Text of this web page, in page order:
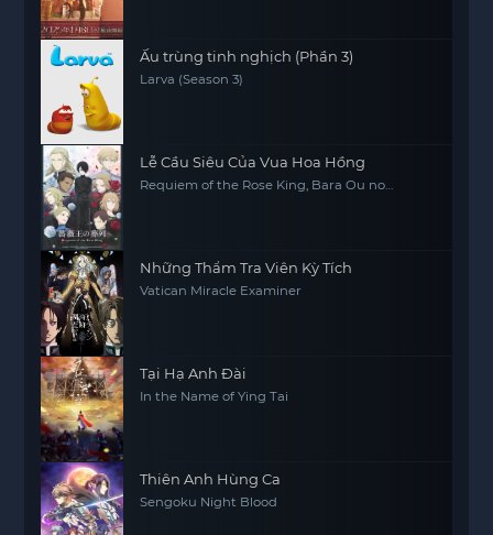
Ấu trùng tinh nghịch (Phần 3)
Larva (Season 3)
Lễ Cầu Siêu Của Vua Hoa Hồng
Requiem of the Rose King, Bara Ou no
Những Thẩm Tra Viên Kỳ Tích
Vatican Miracle Examiner
Tại Hạ Anh Đài
In the Name of Ying Tai
Thiên Anh Hùng Ca
Sengoku Night Blood